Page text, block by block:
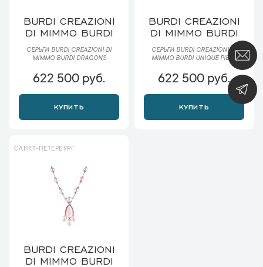
BURDI CREAZIONI
DI MIMMO BURDI
СЕРЬГИ BURDI CREAZIONI DI
MIMMO BURDI DRAGONS
622 500 руб.
КУПИТЬ
BURDI CREAZIONI
DI MIMMO BURDI
СЕРЬГИ BURDI CREAZIONI DI
MIMMO BURDI UNIQUE PIECE
622 500 руб.
КУПИТЬ
САНКТ-ПЕТЕРБУРГ
BURDI CREAZIONI
DI MIMMO BURDI